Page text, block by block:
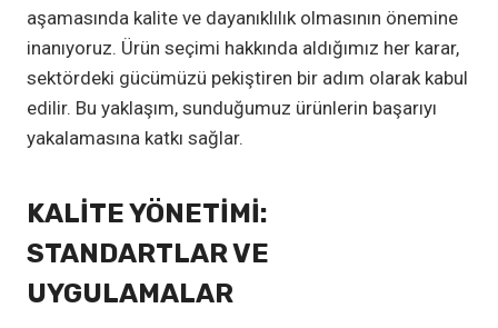
aşamasında kalite ve dayanıklılık olmasının önemine
inanıyoruz. Ürün seçimi hakkında aldığımız her karar,
sektördeki gücümüzü pekiştiren bir adım olarak kabul
edilir. Bu yaklaşım, sunduğumuz ürünlerin başarıyı
yakalamasına katkı sağlar.
KALITE YÖNETIMI:
STANDARTLAR VE
UYGULAMALAR